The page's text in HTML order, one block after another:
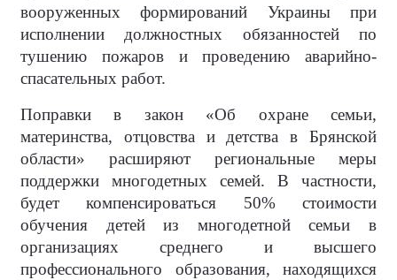
вооруженных формирований Украины при
исполнении должностных обязанностей по
тушению пожаров и проведению аварийно-
спасательных работ.
Поправки в закон «Об охране семьи,
материнства, отцовства и детства в Брянской
области» расширяют региональные меры
поддержки многодетных семей. В частности,
будет компенсироваться 50% стоимости
обучения детей из многодетной семьи в
организациях среднего и высшего
профессионального образования, находящихся